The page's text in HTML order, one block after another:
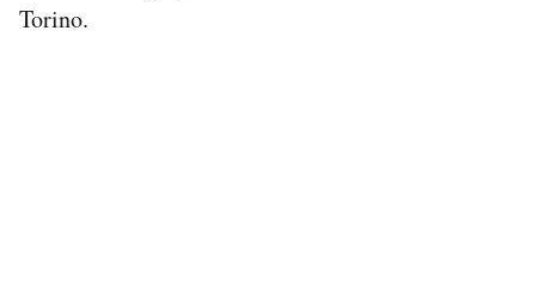
Torino.